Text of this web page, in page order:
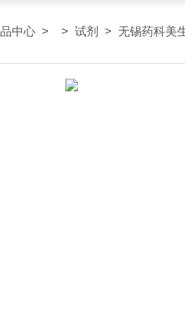
中心 > > 试剂 > 无锡药科美